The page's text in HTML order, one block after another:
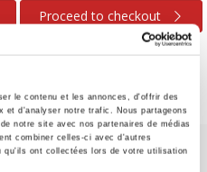
le contenu et les annonces, d'offrir des
et d'analyser notre trafic. Nous partageons
notre site avec nos partenaires de médias
combiner celles-ci avec d'autres
qu'ils ont collectées lors de votre utilisation
Proceed to checkout